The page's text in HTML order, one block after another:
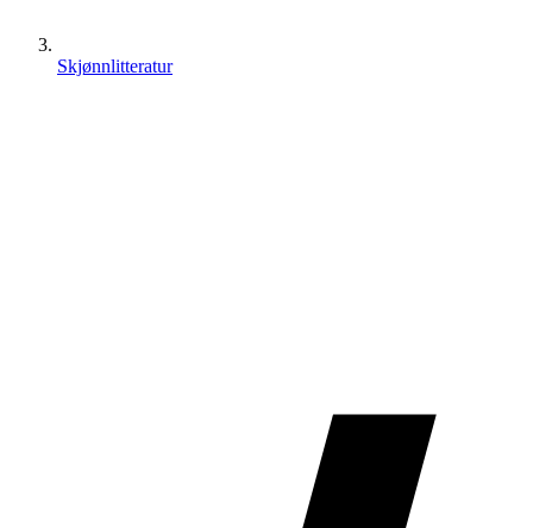
Skjønnlitteratur